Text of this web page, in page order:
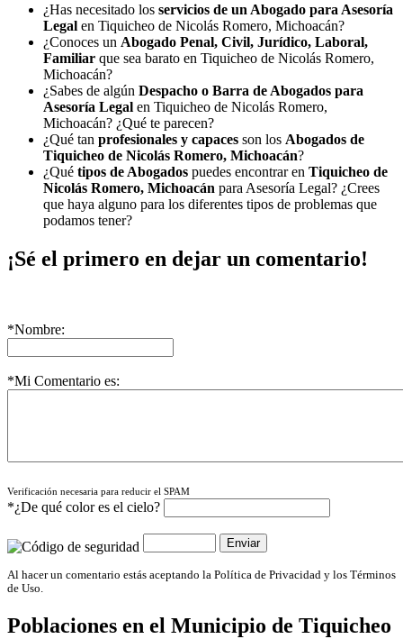
¿Has necesitado los servicios de un Abogado para Asesoría
Legal en Tiquicheo de Nicolás Romero, Michoacán?
¿Conoces un Abogado Penal, Civil, Jurídico, Laboral,
Familiar que sea barato en Tiquicheo de Nicolás Romero,
Michoacán?
¿Sabes de algún Despacho o Barra de Abogados para
Asesoría Legal en Tiquicheo de Nicolás Romero,
Michoacán? ¿Qué te parecen?
¿Qué tan profesionales y capaces son los Abogados de
Tiquicheo de Nicolás Romero, Michoacán?
¿Qué tipos de Abogados puedes encontrar en Tiquicheo de
Nicolás Romero, Michoacán para Asesoría Legal? ¿Crees
que haya alguno para los diferentes tipos de problemas que
podamos tener?
¡Sé el primero en dejar un comentario!
*Nombre:
*Mi Comentario es:
Verificación necesaria para reducir el SPAM
*¿De qué color es el cielo?
Al hacer un comentario estás aceptando la Política de Privacidad y los Términos
de Uso.
Poblaciones en el Municipio de Tiquicheo